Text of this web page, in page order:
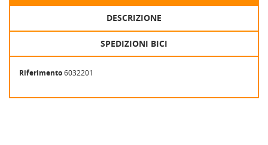
DESCRIZIONE
SPEDIZIONI BICI
Riferimento6032201